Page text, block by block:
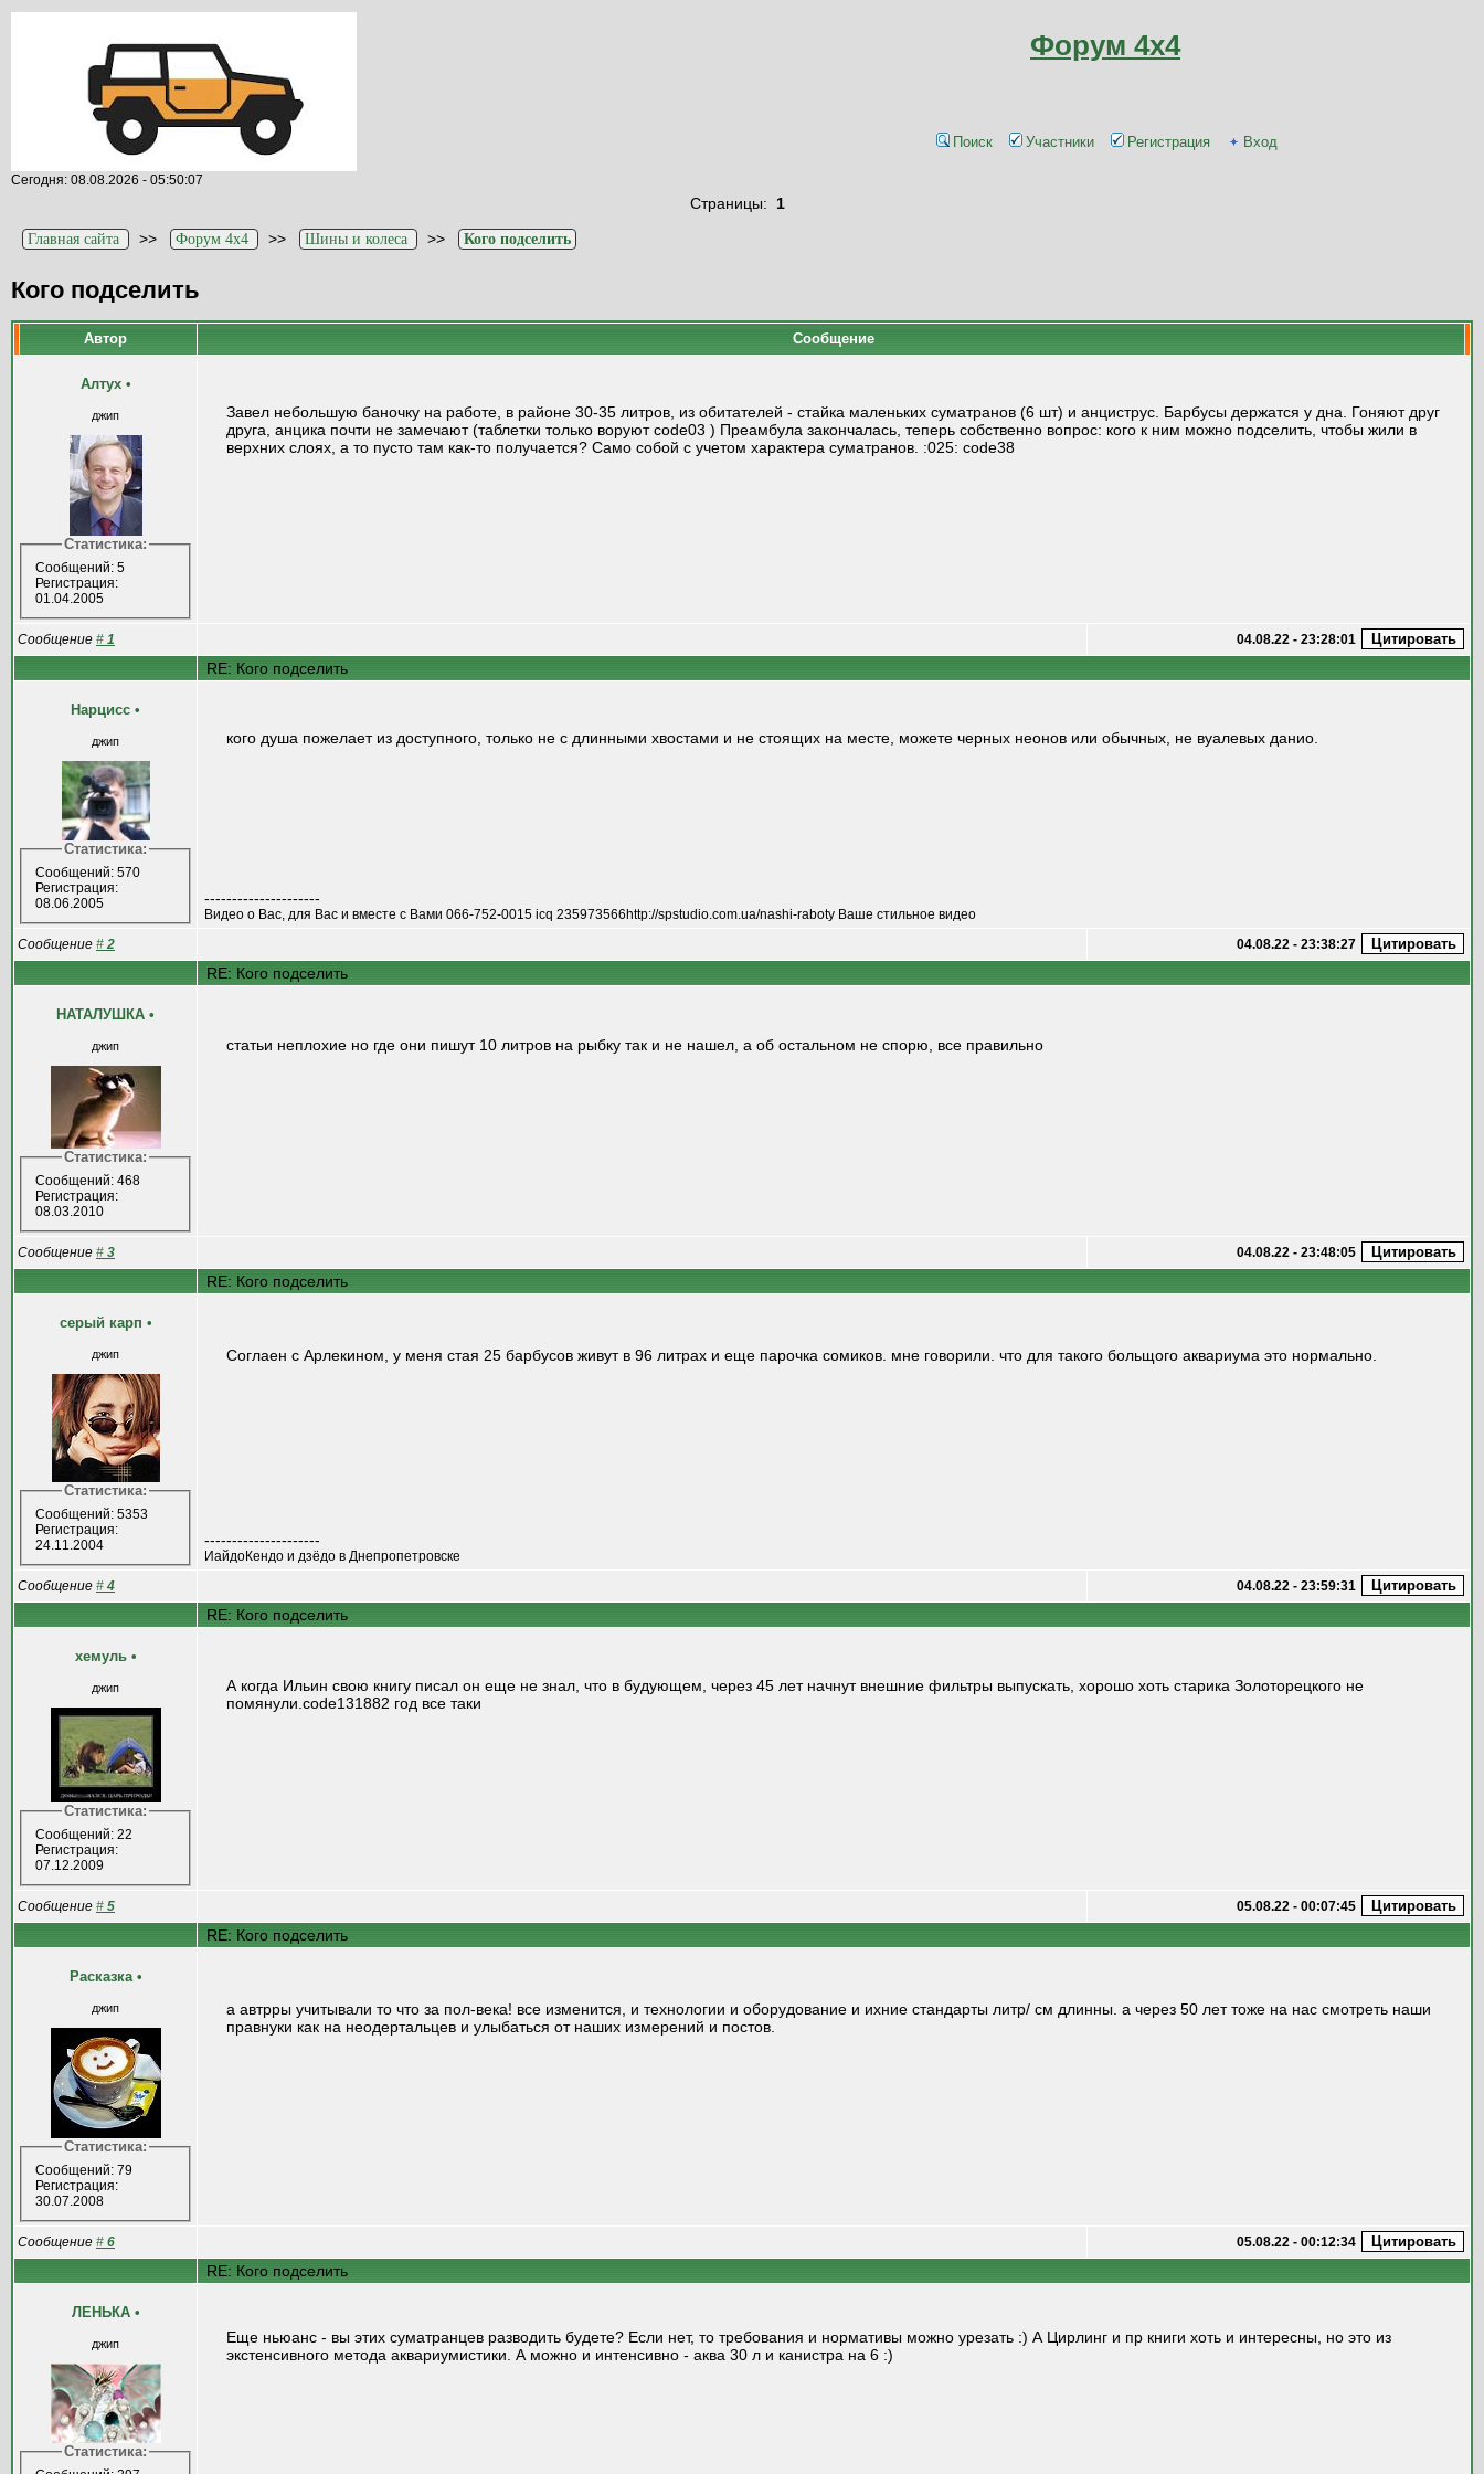
Форум 4x4
Поиск Участники Регистрация Вход
Сегодня: 08.08.2026 - 05:50:07
Страницы: 1
Главная сайта >> Форум 4x4 >> Шины и колеса >> Кого подселить
Кого подселить
Автор Сообщение
Алтух •
джип
Статистика:
Сообщений: 5
Регистрация:
01.04.2005
Завел небольшую баночку на работе, в районе 30-35 литров, из обитателей - стайка маленьких суматранов (6 шт) и анциструс. Барбусы держатся у дна. Гоняют друг
друга, анцика почти не замечают (таблетки только воруют code03 ) Преамбула закончалась, теперь собственно вопрос: кого к ним можно подселить, чтобы жили в
верхних слоях, а то пусто там как-то получается? Само собой с учетом характера суматранов. :025: code38
Сообщение # 1 04.08.22 - 23:28:01
RE: Кого подселить
Нарцисс •
джип
Статистика:
Сообщений: 570
Регистрация:
08.06.2005
кого душа пожелает из доступного, только не с длинными хвостами и не стоящих на месте, можете черных неонов или обычных, не вуалевых данио.
---------------------
Видео о Вас, для Вас и вместе с Вами 066-752-0015 icq 235973566http://spstudio.com.ua/nashi-raboty Ваше стильное видео
Сообщение # 2 04.08.22 - 23:38:27
RE: Кого подселить
НАТАЛУШКА •
джип
Статистика:
Сообщений: 468
Регистрация:
08.03.2010
статьи неплохие но где они пишут 10 литров на рыбку так и не нашел, а об остальном не спорю, все правильно
Сообщение # 3 04.08.22 - 23:48:05
RE: Кого подселить
серый карп •
джип
Статистика:
Сообщений: 5353
Регистрация:
24.11.2004
Соглаен с Арлекином, у меня стая 25 барбусов живут в 96 литрах и еще парочка сомиков. мне говорили. что для такого больщого аквариума это нормально.
---------------------
ИайдоКендо и дзёдо в Днепропетровске
Сообщение # 4 04.08.22 - 23:59:31
RE: Кого подселить
хемуль •
джип
Статистика:
Сообщений: 22
Регистрация:
07.12.2009
А когда Ильин свою книгу писал он еще не знал, что в будующем, через 45 лет начнут внешние фильтры выпускать, хорошо хоть старика Золоторецкого не
помянули.code131882 год все таки
Сообщение # 5 05.08.22 - 00:07:45
RE: Кого подселить
Расказка •
джип
Статистика:
Сообщений: 79
Регистрация:
30.07.2008
а автрры учитывали то что за пол-века! все изменится, и технологии и оборудование и ихние стандарты литр/ см длинны. а через 50 лет тоже на нас смотреть наши
правнуки как на неодертальцев и улыбаться от наших измерений и постов.
Сообщение # 6 05.08.22 - 00:12:34
RE: Кого подселить
ЛЕНЬКА •
джип
Статистика:
Еще ньюанс - вы этих суматранцев разводить будете? Если нет, то требования и нормативы можно урезать :) А Цирлинг и пр книги хоть и интересны, но это из
экстенсивного метода аквариумистики. А можно и интенсивно - аква 30 л и канистра на 6 :)